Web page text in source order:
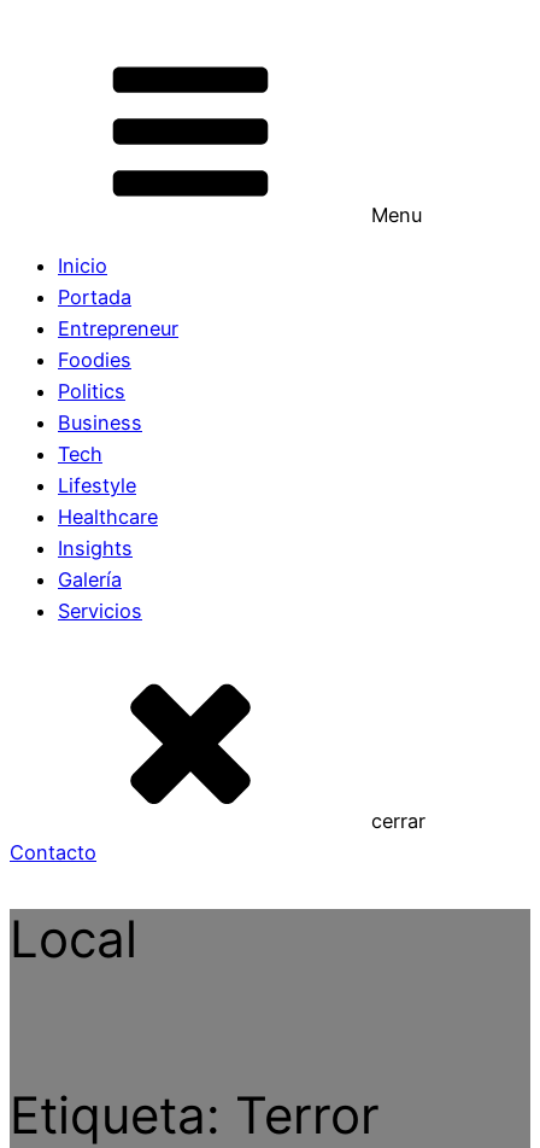
Menu
Inicio
Portada
Entrepreneur
Foodies
Politics
Business
Tech
Lifestyle
Healthcare
Insights
Galería
Servicios
cerrar
Contacto
Local
Etiqueta: Terror